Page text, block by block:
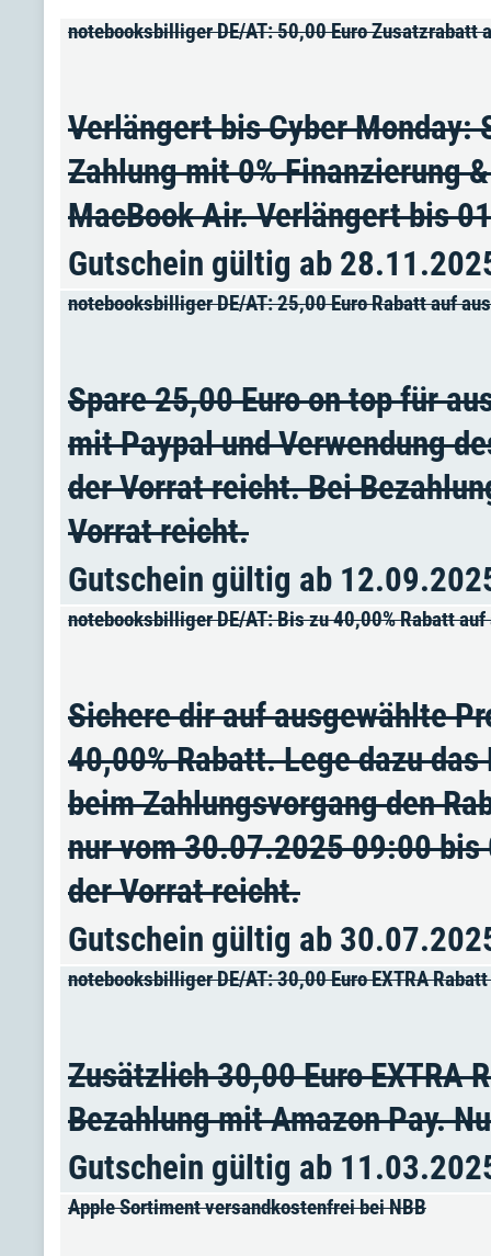
notebooksbilliger DE/AT: 50,00 Euro Zusatzrabatt
Verlängert bis Cyber Monday:
Zahlung mit 0% Finanzierung
MacBook Air. Verlängert bis
Gutschein gültig ab
notebooksbilliger DE/AT: 25,00 Euro Rabatt auf
Spare 25,00 Euro on top für
mit Paypal und Verwendung
der Vorrat reicht. Bei
Vorrat reicht.
Gutschein gültig ab
notebooksbilliger DE/AT: Bis zu 40,00% Rabatt
Sichere dir auf ausgewählte
40,00% Rabatt. Lege dazu
beim Zahlungsvorgang den
nur vom 30.07.2025 09:00
der Vorrat reicht.
Gutschein gültig ab
notebooksbilliger DE/AT: 30,00 Euro EXTRA
Zusätzlich 30,00 Euro EXTRA
Bezahlung mit Amazon Pay.
Gutschein gültig ab
Apple Sortiment versandkostenfrei bei NBB